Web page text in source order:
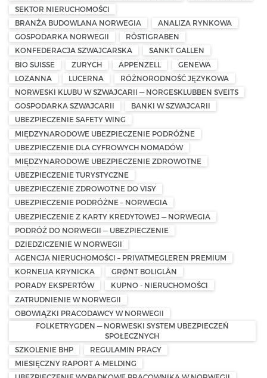
SEKTOR NIERUCHOMOŚCI
BRANŻA BUDOWLANA NORWEGIA
ANALIZA RYNKOWA
GOSPODARKA NORWEGII
RÖSTIGRABEN
KONFEDERACJA SZWAJCARSKA
SANKT GALLEN
BIO SUISSE
ZURYCH APPENZELL
GENEWA
LOZANNA
LUCERNA
RÓŻNORODNOŚĆ JĘZYKOWA
NORWESKI KLUBU W SZWAJCARII — NORGESKLUBBEN SVEITS
GOSPODARKA SZWAJCARII
BANKI W SZWAJCARII
UBEZPIECZENIE SAFETY WING
MIĘDZYNARODOWE UBEZPIECZENIE PODRÓŻNE
UBEZPIECZENIE DLA CYFROWYCH NOMADÓW
MIĘDZYNARODOWE UBEZPIECZENIE ZDROWOTNE
UBEZPIECZENIE TURYSTYCZNE
UBEZPIECZENIE ZDROWOTNE DO VISY
UBEZPIECZENIE PODRÓŻNE – NORWEGIA
UBEZPIECZENIE Z KARTY KREDYTOWEJ — NORWEGIA
PODRÓŻ DO NORWEGII — UBEZPIECZENIE
DZIEDZICZENIE W NORWEGII
AGENCJA NIERUCHOMOŚCI – PRIVATMEGLEREN PREMIUM
KORNELIA KRYNICKA
GRØNT BOLIGLÅN
PORADY EKSPERTÓW
KUPNO - NIERUCHOMOŚCI
ZATRUDNIENIE W NORWEGII
OBOWIĄZKI PRACODAWCY W NORWEGII
FOLKETRYGDEN — NORWESKI SYSTEM UBEZPIECZEŃ
SPOŁECZNYCH
SZKOLENIE BHP
REGULAMIN PRACY
MIESIĘCZNY RAPORT A-MELDING